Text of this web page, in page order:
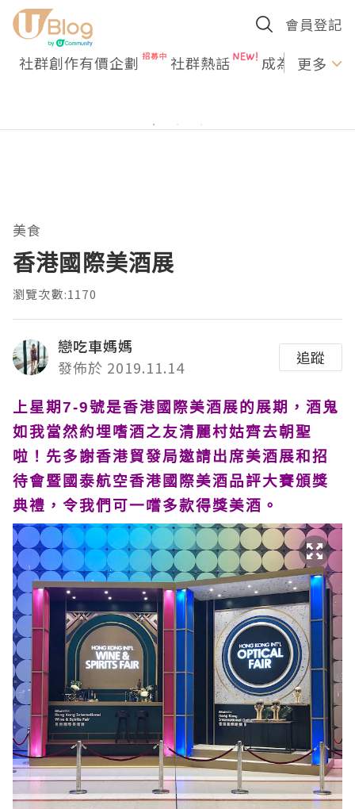
會員登記
社群創作有價企劃 社群熱話 成為U更多
美食
香港國際美酒展
瀏覽次數:1170
戀吃車媽媽
發佈於 2019.11.14
追蹤
上星期7-9號是香港國際美酒展的展期，酒鬼
如我當然約埋嗜酒之友清麗村姑齊去朝聖
啦！先多謝香港貿發局邀請出席美酒展和招
待會暨國泰航空香港國際美酒品評大賽頒獎
典禮，令我們可一嚐多款得獎美酒。